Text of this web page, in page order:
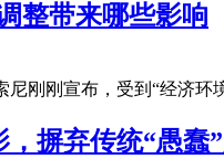
整带来哪些影响
尼刚刚宣布，受到“经济
摒弃传统“愚蠢